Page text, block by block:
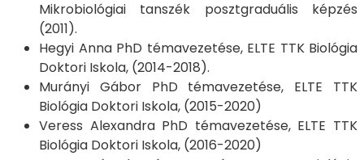
Mikrobiológiai tanszék posztgraduális képzés
(2011).
Hegyi Anna PhD témavezetése, ELTE TTK Biológia
Doktori Iskola, (2014-2018).
Murányi Gábor PhD témavezetése, ELTE TTK
Biológia Doktori Iskola, (2015-2020)
Veress Alexandra PhD témavezetése, ELTE TTK
Biológia Doktori Iskola, (2016-2020)